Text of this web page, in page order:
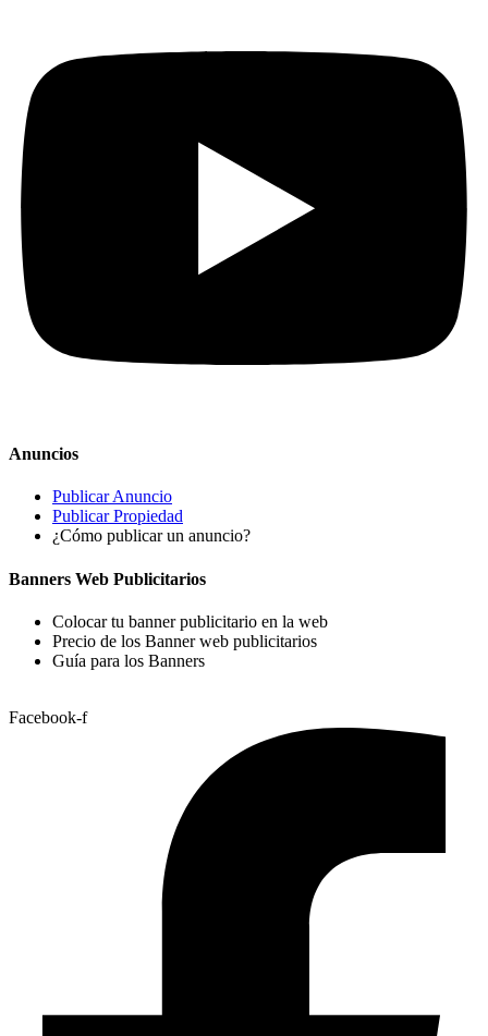
Anuncios
Publicar Anuncio
Publicar Propiedad
¿Cómo publicar un anuncio?
Banners Web Publicitarios
Colocar tu banner publicitario en la web
Precio de los Banner web publicitarios
Guía para los Banners
Facebook-f